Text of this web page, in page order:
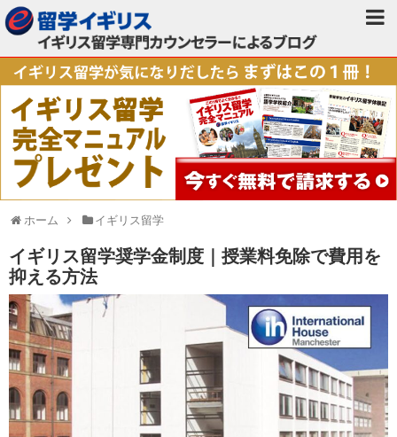
ホーム イギリス留学
イギリス留学奨学金制度｜授業料免除で費用を
抑える方法